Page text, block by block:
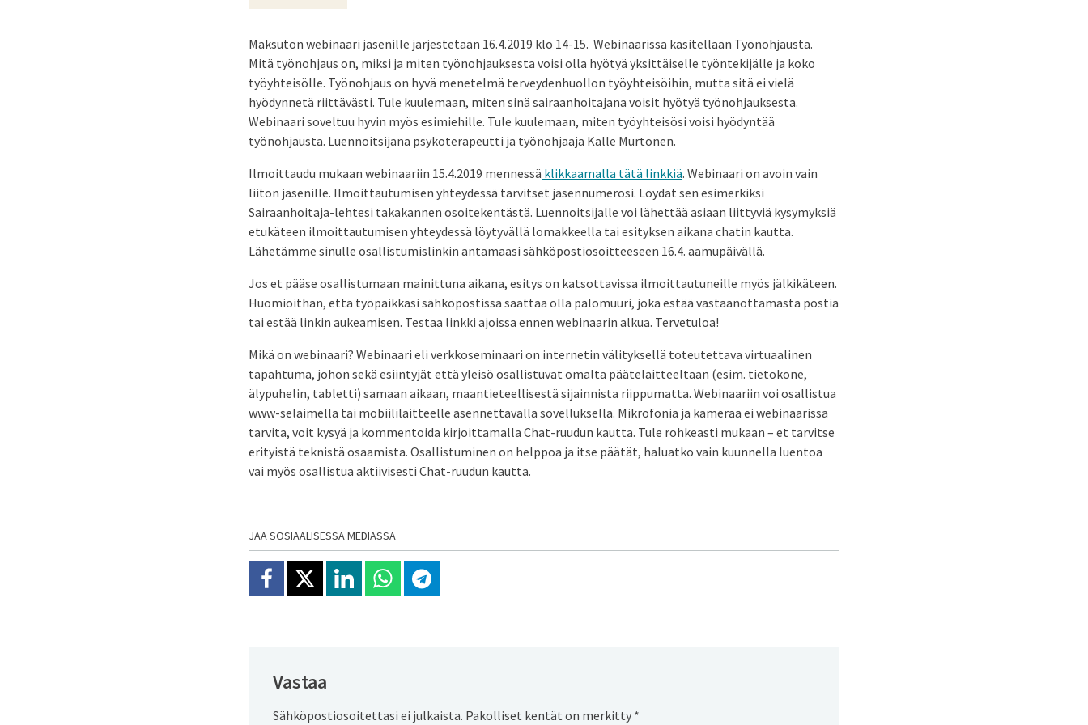
Maksuton webinaari jäsenille järjestetään 16.4.2019 klo 14-15. Webinaarissa käsitellään Työnohjausta.
Mitä työnohjaus on, miksi ja miten työnohjauksesta voisi olla hyötyä yksittäiselle työntekijälle ja koko
työyhteisölle. Työnohjaus on hyvä menetelmä terveydenhuollon työyhteisöihin, mutta sitä ei vielä
hyödynnetä riittävästi. Tule kuulemaan, miten sinä sairaanhoitajana voisit hyötyä työnohjauksesta.
Webinaari soveltuu hyvin myös esimiehille. Tule kuulemaan, miten työyhteisösi voisi hyödyntää
työnohjausta. Luennoitsijana psykoterapeutti ja työnohjaaja Kalle Murtonen.
Ilmoittaudu mukaan webinaariin 15.4.2019 mennessä klikkaamalla tätä linkkiä. Webinaari on avoin vain
liiton jäsenille. Ilmoittautumisen yhteydessä tarvitset jäsennumerosi. Löydät sen esimerkiksi
Sairaanhoitaja-lehtesi takakannen osoitekentästä. Luennoitsijalle voi lähettää asiaan liittyviä kysymyksiä
etukäteen ilmoittautumisen yhteydessä löytyvällä lomakkeella tai esityksen aikana chatin kautta.
Lähetämme sinulle osallistumislinkin antamaasi sähköpostiosoitteeseen 16.4. aamupäivällä.
Jos et pääse osallistumaan mainittuna aikana, esitys on katsottavissa ilmoittautuneille myös jälkikäteen.
Huomioithan, että työpaikkasi sähköpostissa saattaa olla palomuuri, joka estää vastaanottamasta postia
tai estää linkin aukeamisen. Testaa linkki ajoissa ennen webinaarin alkua. Tervetuloa!
Mikä on webinaari? Webinaari eli verkkoseminaari on internetin välityksellä toteutettava virtuaalinen
tapahtuma, johon sekä esiintyjät että yleisö osallistuvat omalta päätelaitteeltaan (esim. tietokone,
älypuhelin, tabletti) samaan aikaan, maantieteellisestä sijainnista riippumatta. Webinaariin voi osallistua
www-selaimella tai mobiililaitteelle asennettavalla sovelluksella. Mikrofonia ja kameraa ei webinaarissa
tarvita, voit kysyä ja kommentoida kirjoittamalla Chat-ruudun kautta. Tule rohkeasti mukaan – et tarvitse
erityistä teknistä osaamista. Osallistuminen on helppoa ja itse päätät, haluatko vain kuunnella luentoa
vai myös osallistua aktiivisesti Chat-ruudun kautta.
JAA SOSIAALISESSA MEDIASSA
Jaa Facebookissa
Jaa X:ssäJaa Linkedinissä
Jaa Whatsappissa
Jaa Telegramissa
Vastaa
Sähköpostiosoitettasi ei julkaista. Pakolliset kentät on merkitty *